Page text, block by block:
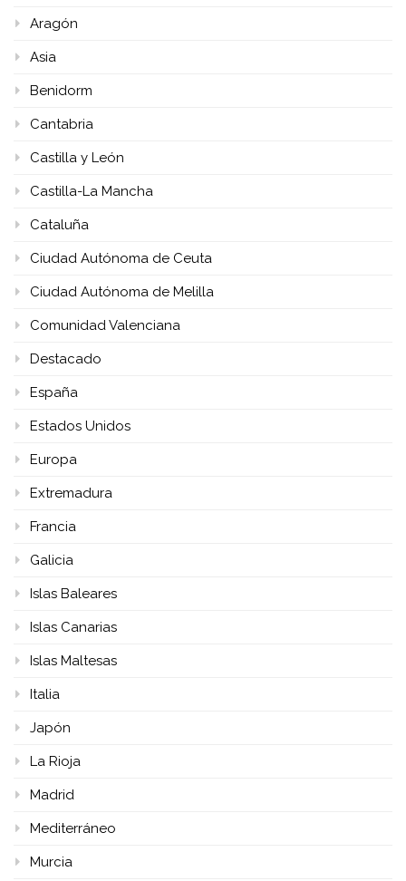
Aragón
Asia
Benidorm
Cantabria
Castilla y León
Castilla-La Mancha
Cataluña
Ciudad Autónoma de Ceuta
Ciudad Autónoma de Melilla
Comunidad Valenciana
Destacado
España
Estados Unidos
Europa
Extremadura
Francia
Galicia
Islas Baleares
Islas Canarias
Islas Maltesas
Italia
Japón
La Rioja
Madrid
Mediterráneo
Murcia